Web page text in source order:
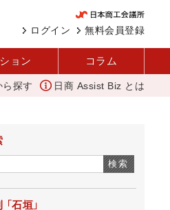
無料会員登録
ログイン
ョン コラム
アップルパイ 11月4日に「
探す 日商 Assist Biz とは
検索
「石垣」